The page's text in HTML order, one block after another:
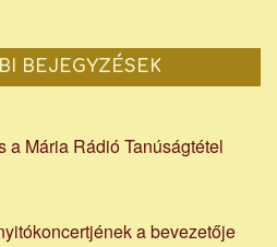
BEJEGYZÉSEK
a Mária Rádió Tanúságtétel
a bevezetője